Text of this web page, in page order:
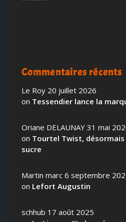
Commentaires récents
Le Roy 20 juillet 2026
on Tessendier lance la
Oriane DELAUNAY 31 mai
on Tourtel Twist, désormais
sucre
Martin marc 6 septembre
on Lefort Augustin
schhub 17 août 2025